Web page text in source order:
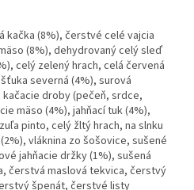
kačka (8%), čerstvé celé vajcia
(8%), dehydrovaný celý sleď
celý zelený hrach, celá červená
severná (4%), surová
droby (pečeň, srdce,
mäso (4%), jahňací tuk (4%),
pinto, celý žltý hrach, na slnku
vláknina zo šošovice, sušené
jahňacie držky (1%), sušená
čerstvá maslová tekvica, čerstvý
špenát, čerstvé listy